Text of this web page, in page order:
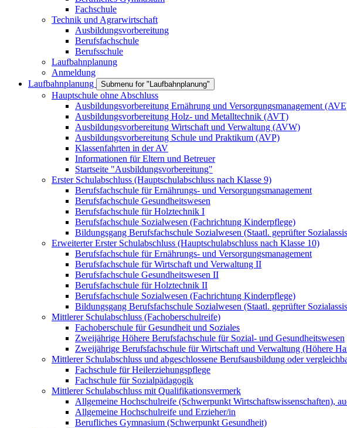
Fachschule
Technik und Agrarwirtschaft
Ausbildungsvorbereitung
Berufsfachschule
Berufsschule
Laufbahnplanung
Anmeldung
Laufbahnplanung
Submenu for "Laufbahnplanung"
Hauptschule ohne Abschluss
Ausbildungsvorbereitung Ernährung und Versorgungsmanagement
Ausbildungsvorbereitung Holz- und Metalltechnik (AVT)
Ausbildungsvorbereitung Wirtschaft und Verwaltung (AVW)
Ausbildungsvorbereitung Schule und Praktikum (AVP)
Klassenfahrten in der AV
Informationen für Eltern und Betreuer
Startseite "Ausbildungsvorbereitung"
Erster Schulabschluss (Hauptschulabschluss nach Klasse 9)
Berufsfachschule für Ernährungs- und Versorgungsmanagement
Berufsfachschule Gesundheitswesen
Berufsfachschule für Holztechnik I
Berufsfachschule Sozialwesen (Fachrichtung Kinderpflege)
Bildungsgang Berufsfachschule Sozialwesen (Staatl. geprüfter
Erweiterter Erster Schulabschluss (Hauptschulabschluss nach Klasse 10)
Berufsfachschule für Ernährungs- und Versorgungsmanagement
Berufsfachschule für Wirtschaft und Verwaltung II
Berufsfachschule Gesundheitswesen II
Berufsfachschule für Holztechnik II
Berufsfachschule Sozialwesen (Fachrichtung Kinderpflege)
Bildungsgang Berufsfachschule Sozialwesen (Staatl. geprüfter
Mittlerer Schulabschluss (Fachoberschulreife)
Fachoberschule für Gesundheit und Soziales
Zweijährige Höhere Berufsfachschule für Sozial- und Gesundheitswesen
Zweijährige Berufsfachschule für Wirtschaft und Verwaltung (Höhere
Mittlerer Schulabschluss und abgeschlossene Berufsausbildung oder
Fachschule für Heilerziehungspflege
Fachschule für Sozialpädagogik
Mittlerer Schulabschluss mit Qualifikationsvermerk
Allgemeine Hochschulreife (Schwerpunkt Wirtschaftswissenschaften),
Allgemeine Hochschulreife und Erzieher/in
Berufliches Gymnasium (Schwerpunkt Gesundheit)